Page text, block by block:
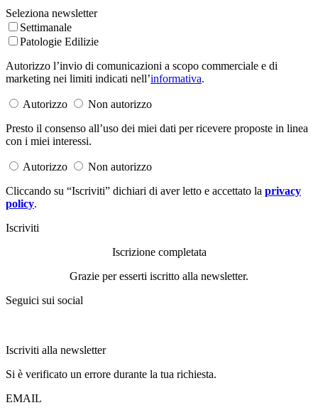
Seleziona newsletter
Settimanale
Patologie Edilizie
Autorizzo l’invio di comunicazioni a scopo commerciale e di
marketing nei limiti indicati nell’informativa.
Autorizzo
Non autorizzo
Presto il consenso all’uso dei miei dati per ricevere proposte in linea
con i miei interessi.
Autorizzo
Non autorizzo
Cliccando su “Iscriviti” dichiari di aver letto e accettato la privacy
policy.
Iscriviti
Iscrizione completata
Grazie per esserti iscritto alla newsletter.
Seguici sui social
Iscriviti alla newsletter
Si è verificato un errore durante la tua richiesta.
EMAIL